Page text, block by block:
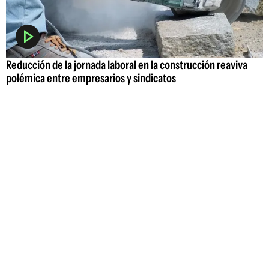
Reducción de la jornada laboral en la construcción reaviva
polémica entre empresarios y sindicatos